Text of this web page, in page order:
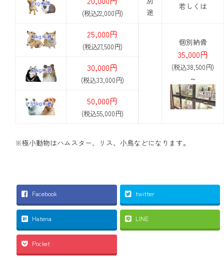
(税込22,000円)
途
若しくは
25,000円
(税込27,500円) 個別納骨
35,000円
(税込38,500円)
～
30,000円
(税込33,000円)
50,000円
(税込55,000円)
※極小動物はハムスター、リス、小鳥などになります。
Facebook twitter
Hatena LINE
Pocket